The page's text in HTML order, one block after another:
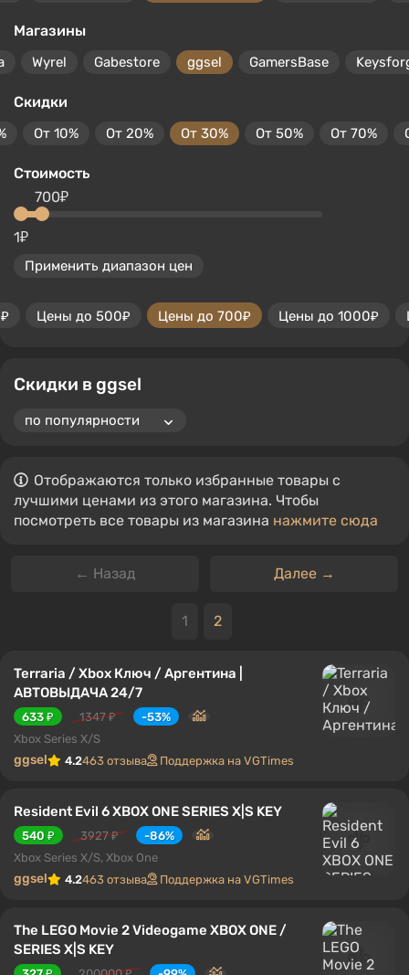
Магазины
Wyrel Gabestore ggsel GamersBase
Скидки
От 10% От 20% От 30% От 50% От 70%
Стоимость
1₽
700₽
Применить диапазон цен
Цены до 500₽ Цены до 700₽ Цены до 1000₽
Скидки в ggsel
Отображаются только избранные товары с
лучшими ценами из этого магазина. Чтобы
посмотреть все товары из магазина нажмите сюда
← Назад Далее →
1 2
Terraria / Xbox Ключ / Аргентина |
АВТОВЫДАЧА 24/7
633 ₽ 1347 ₽
-53%
Xbox Series X/S
ggsel 4.2463 отзыва Поддержка на VGTimes
Resident Evil 6 XBOX ONE SERIES X|S KEY
540 ₽ 3927 ₽
-86%
Xbox Series X/S, Xbox One
ggsel 4.2463 отзыва Поддержка на VGTimes
The LEGO Movie 2 Videogame XBOX ONE /
SERIES X|S KEY